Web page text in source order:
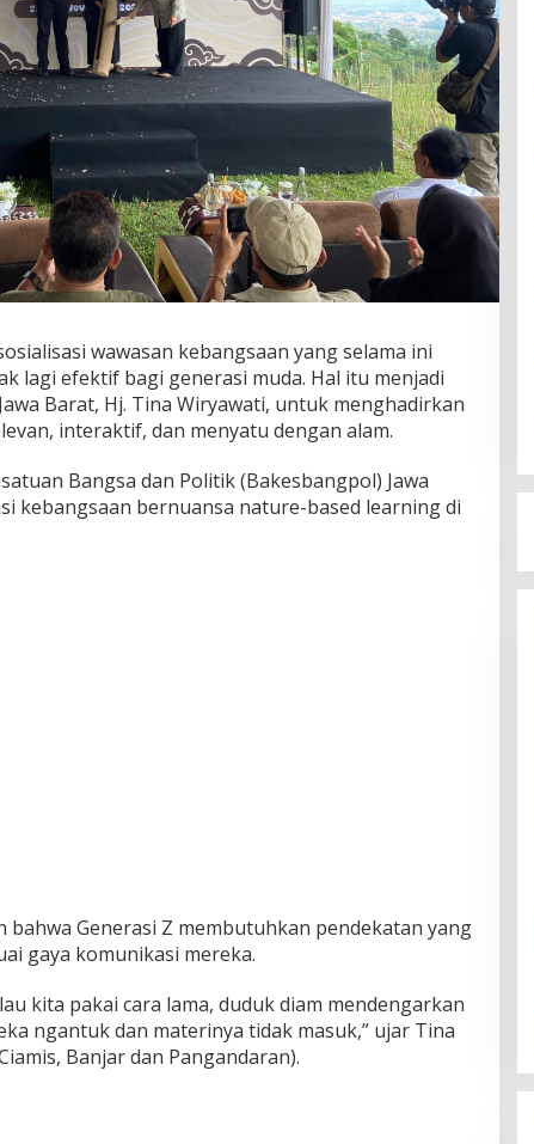
wawasan kebangsaan yang selama ini
lagi efektif bagi generasi muda. Hal itu menjadi
Barat, Hj. Tina Wiryawati, untuk menghadirkan
interaktif, dan menyatu dengan alam.
Bangsa dan Politik (Bakesbangpol) Jawa
kebangsaan bernuansa nature-based learning di
bahwa Generasi Z membutuhkan pendekatan yang
gaya komunikasi mereka.
kita pakai cara lama, duduk diam mendengarkan
ngantuk dan materinya tidak masuk,” ujar Tina
Banjar dan Pangandaran).